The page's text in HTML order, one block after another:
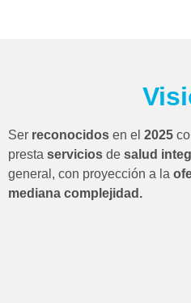
Ser reconocidos en el 2025
presta servicios de salud
general, con proyección a la
mediana complejidad.